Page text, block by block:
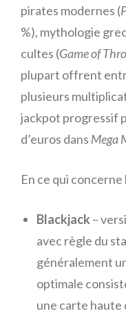
pirates modernes (
%), mythologie
cultes (Game of
plupart offrent
plusieurs
jackpot progressif
d’euros dans Mega
En ce qui
Blackjack –
avec règle du
généralement
optimale
une carte haute